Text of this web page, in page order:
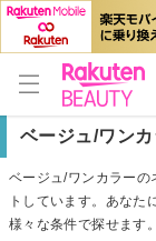
ベージュ/ワン
ベージュ/ワンカラーの
トしています。あなた
様々な条件で探せます。